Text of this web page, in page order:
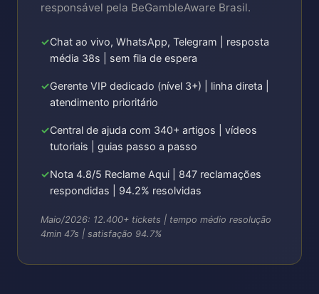
responsável pela BeGambleAware Brasil.
Chat ao vivo, WhatsApp, Telegram | resposta
média 38s | sem fila de espera
Gerente VIP dedicado (nível 3+) | linha direta |
atendimento prioritário
Central de ajuda com 340+ artigos | vídeos
tutoriais | guias passo a passo
Nota 4.8/5 Reclame Aqui | 847 reclamações
respondidas | 94.2% resolvidas
Maio/2026: 12.400+ tickets | tempo médio resolução
4min 47s | satisfação 94.7%